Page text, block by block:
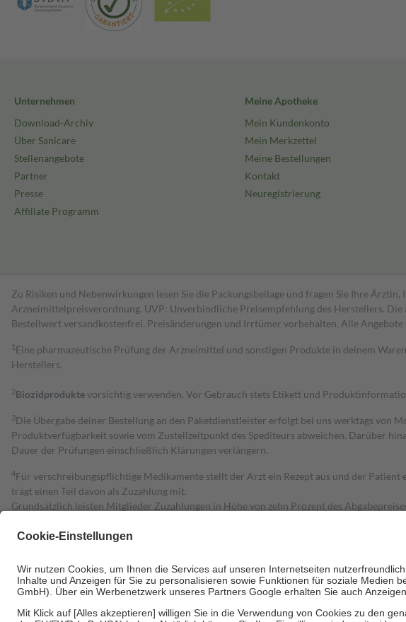
Unternehmen
Download-Archiv
Über Sanicare
Stellenangebote
Partner
Presse
Affiliate Programm
Meine Apotheke
Mein Kundenkonto
Mein Merkzettel
Meine Bestellungen
Kontakt
Neuregistrierung
Zu Risiken und Nebenwirkungen lesen Sie die Packungsbeilage und fragen Sie Ihre
Arzneimittelpreisverordnung. UVP: Unverbindliche Preisempfehlung des Herstellers. Die
Bestell­wert versand­kosten­frei. Preisänderungen und Irrtümer vorbehalten. Alle
1 Eine pharmazeutische Prüfung der Arzneimittel und sonstigen Produkte in deinem
Herstellers.
2Biozidproduktevorsichtig verwenden. Vor Gebrauch stets Etikett und
3Die Übergabe deiner Bestellung an den Paketdienstleister erfolgt bei uns werktags von
Produktverfügbarkeit sowie vom Zustellzeitpunkt des Spediteurs abweichen. Darüber
Dauer der Prüfungen einschließlich Klärungen verlängern.
4Für verschreibungspflichtige Medikamente stellt der Arzt ein Rezept aus und der
trägt einen Teil davon als Zuzahlung mit.
Grundsätzlich leisten Mitglieder Zuzahlungen in Höhe von zehn Prozent des
Diese Regeln gelten grundsätzlich auch für Online-Apotheken.
Um das Engagement der Versicherten für ihre eigene Gesundheit zu stärken und die
• Kindern und Jugendlichen bis zum vollendeten 18. Lebensjahr mit Ausnahme der
• Untersuchungen zur Vorsorge und Früherkennung, die von der GKV getragen werden
• empfohlenen Schutzimpfungen